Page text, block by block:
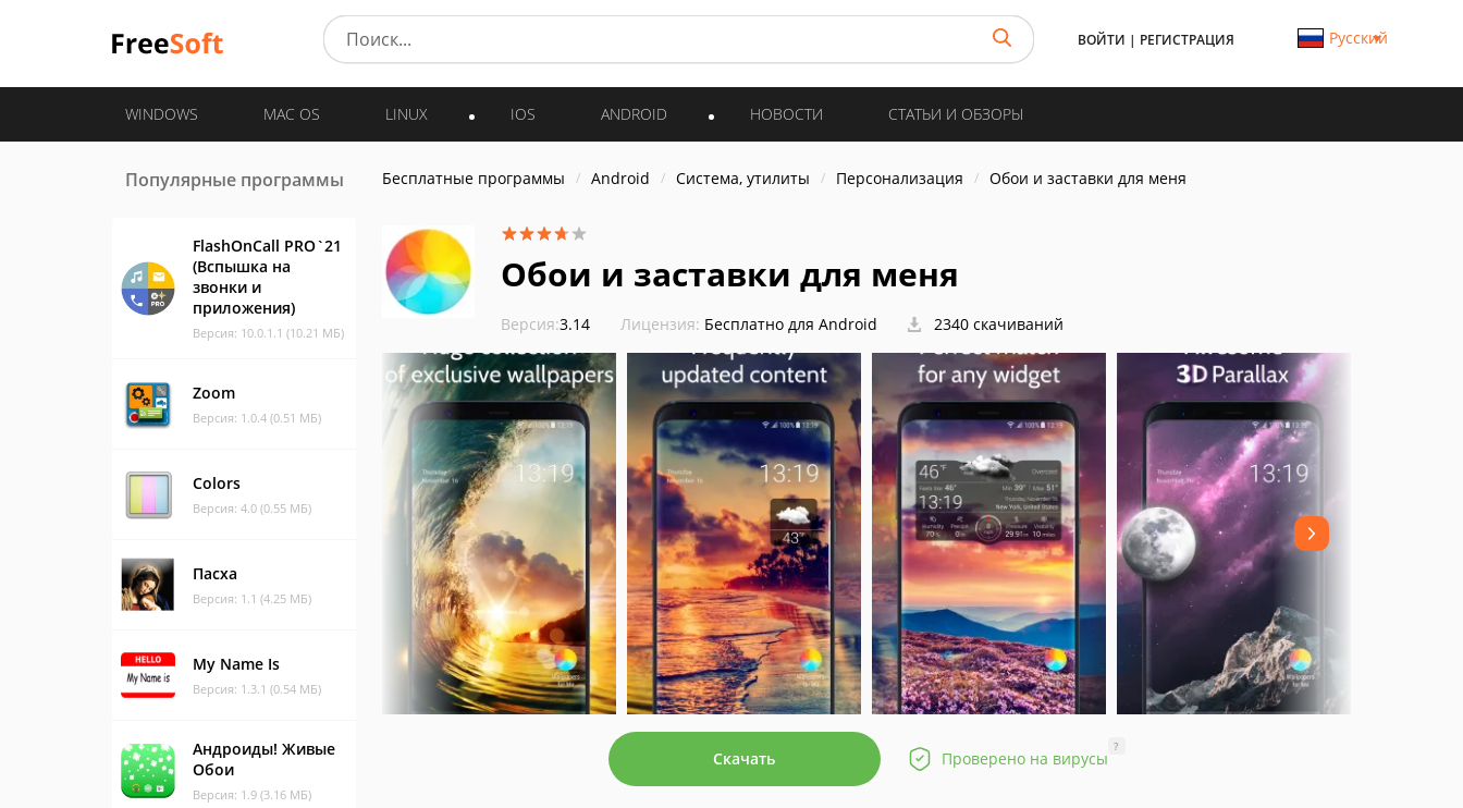
ВОЙТИ | РЕГИСТРАЦИЯ Русский
WINDOWS MAC OS LINUX IOS ANDROID НОВОСТИ СТАТЬИ И ОБЗОРЫ
Популярные программы
FlashOnCall PRO`21
(Вспышка на
звонки и
приложения)
Версия: 10.0.1.1 (10.21 МБ)
Zoom
Версия: 1.0.4 (0.51 МБ)
Colors
Версия: 4.0 (0.55 МБ)
Пасха
Версия: 1.1 (4.25 МБ)
My Name Is
Версия: 1.3.1 (0.54 МБ)
Андроиды! Живые
Обои
Версия: 1.9 (3.16 МБ)
Бесплатные программы Android Система, утилиты Персонализация Обои и заставки для меня
Обои и заставки для меня
Версия:3.14 Лицензия: Бесплатно для Android 2340 скачиваний
Скачать Проверено на вирусы
?